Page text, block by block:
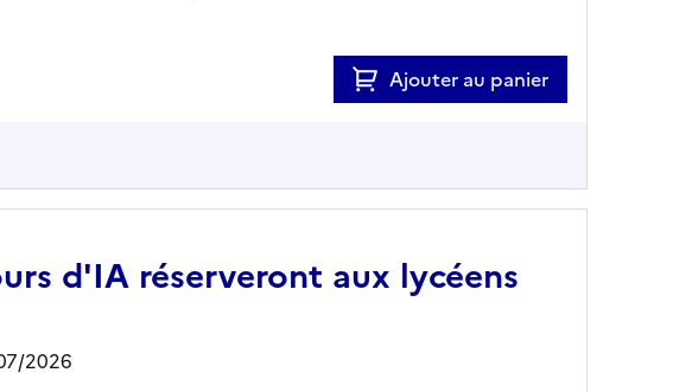
Ajouter au panier
d'IA réserveront aux lycéens
2026